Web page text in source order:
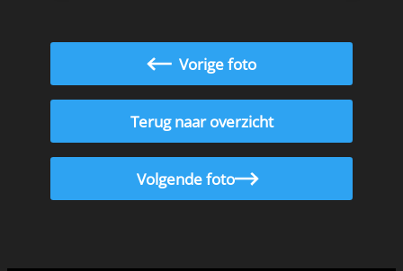
Vorige foto
Terug naar overzicht
Volgende foto